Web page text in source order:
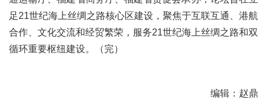
足21世纪海上丝绸之路核心区建设，聚焦于互联互通、港航
合作、文化交流和经贸繁荣，服务21世纪海上丝绸之路和双
循环重要枢纽建设。（完）
编辑：赵鼎